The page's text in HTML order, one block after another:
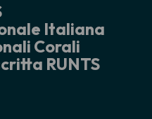
Italiana
Corali
RUNTS